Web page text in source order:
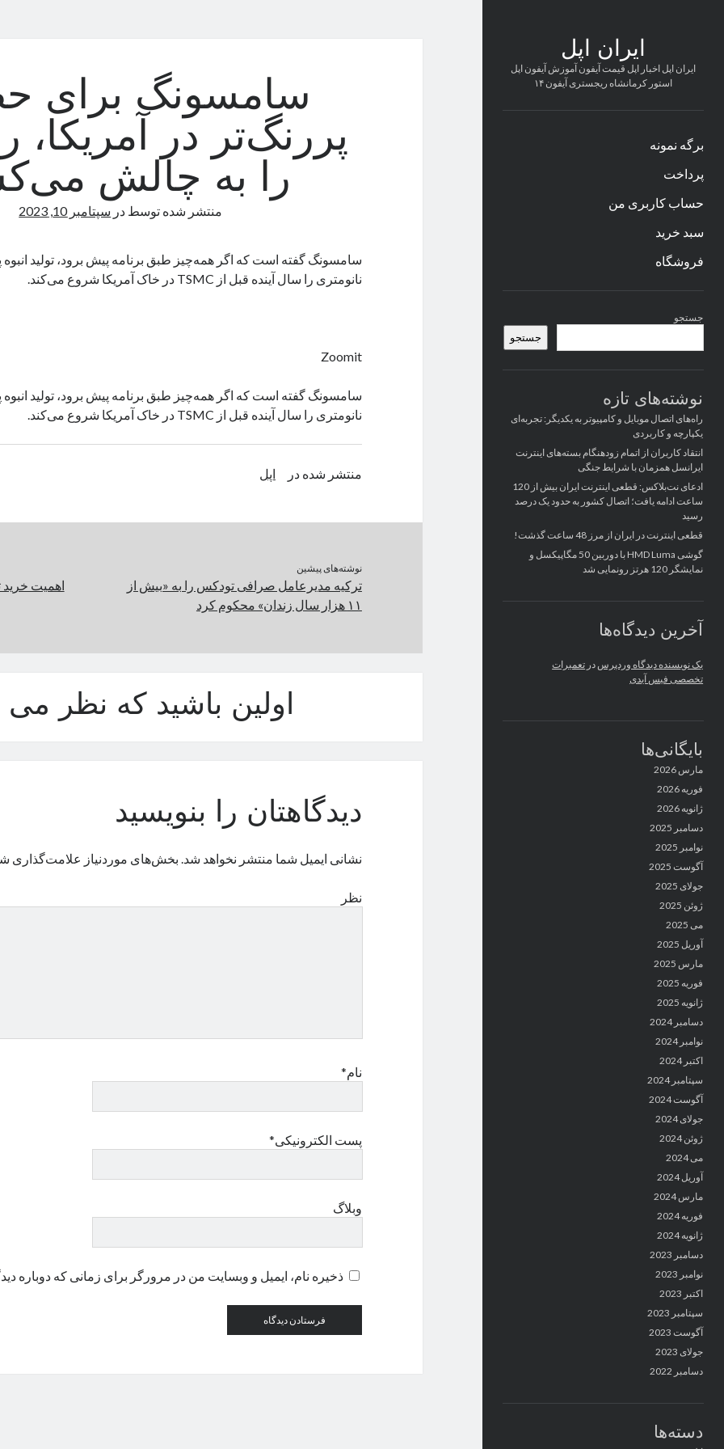
ایران اپل
ایران اپل اخبار اپل قیمت آیفون آموزش آیفون اپل
استور کرمانشاه ریجستری آیفون ۱۴
برگه نمونه
پرداخت
حساب کاربری من
سبد خرید
فروشگاه
کناری
جستجو
جستجو
نوشته‌های تازه
راه‌های اتصال موبایل و کامپیوتر به یکدیگر: تجربه‌ای
یکپارچه و کاربردی
انتقاد کاربران از اتمام زودهنگام بسته‌های اینترنت
ایرانسل همزمان با شرایط جنگی
ادعای نت‌بلاکس: قطعی اینترنت ایران بیش از 120
ساعت ادامه یافت؛ اتصال کشور به حدود یک درصد
رسید
قطعی اینترنت در ایران از مرز 48 ساعت گذشت!
گوشی HMD Luma با دوربین 50 مگاپیکسل و
نمایشگر 120 هرتز رونمایی شد
آخرین دیدگاه‌ها
یک نویسنده دیدگاه وردپرس در تعمیرات
تخصصی فیس آیدی
بایگانی‌ها
مارس 2026
فوریه 2026
ژانویه 2026
دسامبر 2025
نوامبر 2025
آگوست 2025
جولای 2025
ژوئن 2025
می 2025
آوریل 2025
مارس 2025
فوریه 2025
ژانویه 2025
دسامبر 2024
نوامبر 2024
اکتبر 2024
سپتامبر 2024
آگوست 2024
جولای 2024
ژوئن 2024
می 2024
آوریل 2024
مارس 2024
فوریه 2024
ژانویه 2024
دسامبر 2023
نوامبر 2023
اکتبر 2023
سپتامبر 2023
آگوست 2023
جولای 2023
دسامبر 2022
دسته‌ها
سامسونگ برای
پررنگ‌تر در آمریکا،
را به چالش
منتشر شده توسط در سپتامبر 10, 2023
سامسونگ گفته است که اگر همه‌چیز طبق برنامه پیش برود، تولید انبوه
نانومتری را سال آینده قبل از TSMC در خاک آمریکا شروع می‌کند.
Zoomit
سامسونگ گفته است که اگر همه‌چیز طبق برنامه پیش برود، تولید انبوه
نانومتری را سال آینده قبل از TSMC در خاک آمریکا شروع می‌کند.
منتشر شده در اپل
نوشته‌های پیشین
ترکیه مدیرعامل صرافی تودکس را به «بیش‌ از
۱۱ هزار سال زندان» محکوم کرد
اهمیت خرید
اولین باشید که نظر می
دیدگاهتان را بنویسید
نشانی ایمیل شما منتشر نخواهد شد. بخش‌های موردنیاز علامت‌گذاری
نظر
نام*
پست الکترونیکی*
وبلاگ
ذخیره نام، ایمیل و وبسایت من در مرورگر برای زمانی که دوباره